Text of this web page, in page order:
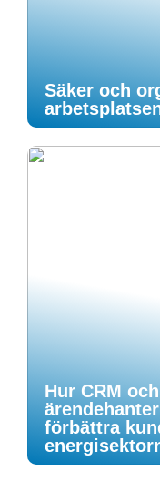
Säker och
Hur CRM och
förbättra